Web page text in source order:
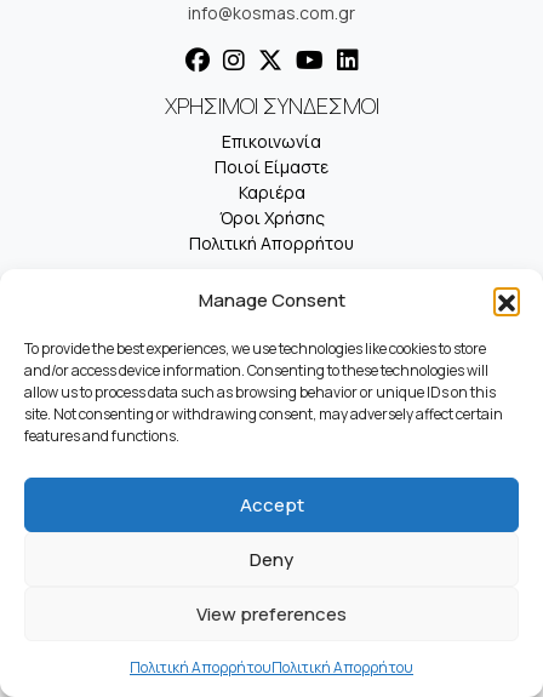
Manage Consent
To provide the best experiences, we use technologies like cookies to store
and/or access device information. Consenting to these technologies will
allow us to process data such as browsing behavior or unique IDs on this
site. Not consenting or withdrawing consent, may adversely affect certain
features and functions.
Accept
Deny
View preferences
Πολιτική ΑπορρήτουΠολιτική Απορρήτου
info@kosmas.com.gr
ΧΡΗΣΙΜΟΙ ΣΥΝΔΕΣΜΟΙ
Επικοινωνία
Ποιοί Είμαστε
Καριέρα
Όροι Χρήσης
Πολιτική Απορρήτου
© 2025 Kosmas. All Rights Reserved.